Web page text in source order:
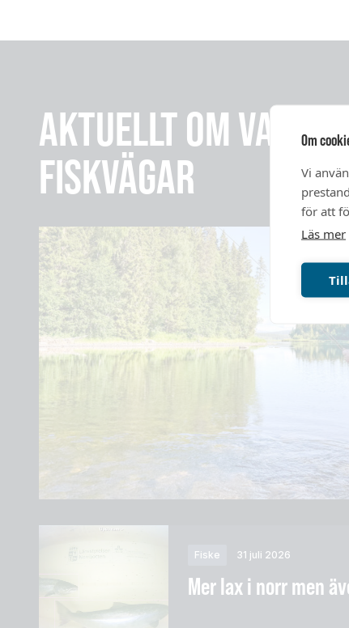
Om
Vi
för att
Läs mer
AKTUELLT OM
FISKVÄGAR
Fiske 31 juli 2026
Mer lax i norr men